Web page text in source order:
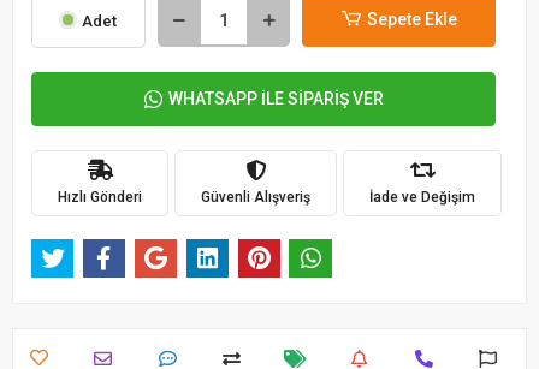
Adet Sepete Ekle
WHATSAPP İLE SİPARİŞ VER
Hızlı Gönderi Güvenli Alışveriş İade ve Değişim